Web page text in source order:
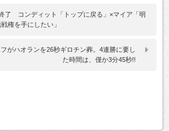
了 コンディット「トップに戻る」×マイア「明
権を手にしたい」
がハオランを26秒ギロチン葬。4連勝に要し
た時間は、僅か3分45秒!!